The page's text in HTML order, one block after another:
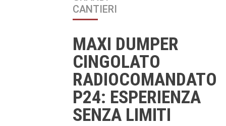
CANTIERI
MAXI DUMPER
CINGOLATO
RADIOCOMANDATO
P24: ESPERIENZA
SENZA LIMITI